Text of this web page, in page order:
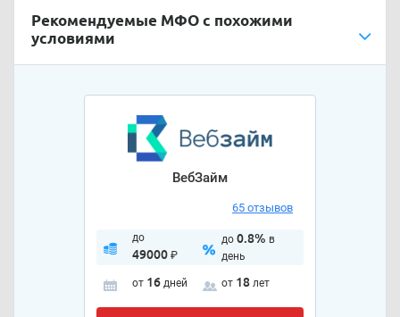
Рекомендуемые МФО с похожими
условиями
ВебЗайм
65 отзывов
до
49000₽
до 0.8% в
день
от 16 дней от 18 лет